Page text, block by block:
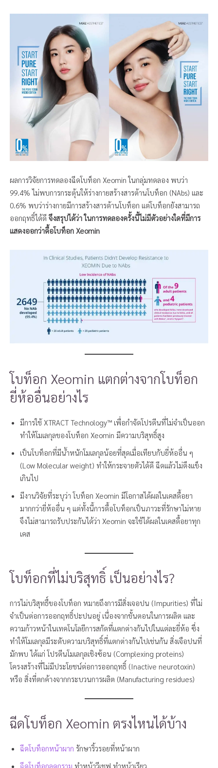
ผลการวิจัยการทดลองฉีดโบท็อก Xeomin ในกลุ่มทดลอง พบว่า
99.4% ไม่พบการกระตุ้นให้ร่างกายสร้างสารต้านโบท็อก (NAbs) และ
0.6% พบว่าร่างกายมีการสร้างสารต้านโบท็อก แต่โบท็อกยังสามารถ
ออกฤทธิ์ได้ดี จึงสรุปได้ว่า ในการทดลองครั้งนี้ไม่มีตัวอย่างใดที่มีการ
แสดงออกว่าดื้อโบท็อก Xeomin
โบท็อก Xeomin แตกต่างจากโบท็อก
ยี่ห้ออื่นอย่างไร
มีการใช้ XTRACT Technology™ เพื่อกำจัดโปรตีนที่ไม่จำเป็นออก
ทำให้โมเลกุลของโบท็อก Xeomin มีความบริสุทธิ์สูง
เป็นโบท็อกที่มีน้ำหนักโมเลกุลน้อยที่สุดเมื่อเทียบกับยี่ห้ออื่น ๆ
(Low Molecular weight) ทำให้กระจายตัวได้ดี ฉีดแล้วไม่ตึงแข็ง
เกินไป
มีงานวิจัยที่ระบุว่า โบท็อก Xeomin มีโอกาสได้ผลในเคสดื้อยา
มากกว่ายี่ห้ออื่น ๆ แต่ทั้งนี้การดื้อโบท็อกเป็นภาวะที่รักษาไม่หาย
จึงไม่สามารถรับประกันได้ว่า Xeomin จะใช้ได้ผลในเคสดื้อยาทุก
เคส
โบท็อกที่ไม่บริสุทธิ์ เป็นอย่างไร?
การไม่บริสุทธื์ของโบท็อก หมายถึงการมีสิ่งเจอปน (Impurities) ที่ไม่
จำเป็นต่อการออกฤทธิ์ปะปนอยู่ เนื่องจากขั้นตอนในการผลิต และ
ความก้าวหน้าในเทคโนโลยีการสกัดที่แตกต่างกันไปในแต่ละยี่ห้อ ซึ่ง
ทำให้โมเลกุลมีระดับความบริสุทธิ์ที่แตกต่างกันไปเช่นกัน สิ่งเจือปนที่
มักพบ ได้แก่ โปรตีนโมเลกุลเชิงซ้อน (Complexing proteins)
โครงสร้างที่ไม่มีประโยชน์ต่อการออกฤทธิ์ (Inactive neurotoxin)
หรือ สิ่งที่ตกค้างจากกระบวนการผลิต (Manufacturing residues)
ฉีดโบท็อก Xeomin ตรงไหนได้บ้าง
ฉีดโบท็อกหน้าผาก รักษาริ้วรอยที่หน้าผาก
ฉีดโบท็อกลดกราม ทำหน้าวีเชฟ ทำหน้าเรียว